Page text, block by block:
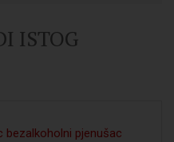
ISTOG